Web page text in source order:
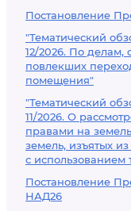
Постановление
"Тематический
12/2026. По делам,
повлекших
помещения"
"Тематический
11/2026. О
правами на
земель, изъятых
с использованием
Постановление
НАД26